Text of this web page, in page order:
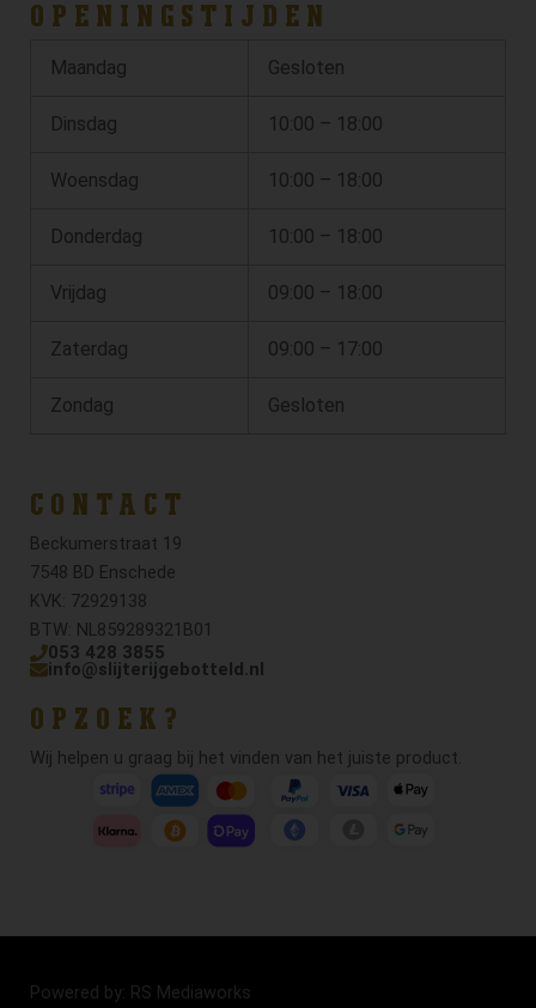
OPENINGSTIJDEN
Maandag Gesloten
Dinsdag 10:00 – 18:00
Woensdag 10:00 – 18:00
Donderdag 10:00 – 18:00
Vrijdag 09:00 – 18:00
Zaterdag 09:00 – 17:00
Zondag Gesloten
CONTACT
Beckumerstraat 19
7548 BD Enschede
KVK: 72929138
BTW: NL859289321B01
053 428 3855
info@slijterijgebotteld.nl
OPZOEK?
Wij helpen u graag bij het vinden van het juiste product.
Powered by: RS Mediaworks